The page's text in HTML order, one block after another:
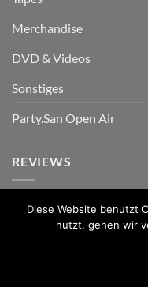
Merchandise
DVD & Videos
Sonstiges
Party.San Open Air
REVIEWS
2026 © cudgel
Diese Website benutzt
nutzt, gehen wir